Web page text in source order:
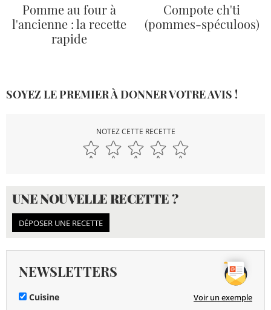
Pomme au four à
l'ancienne : la recette
rapide
Compote ch'ti
(pommes-spéculoos)
SOYEZ LE PREMIER À DONNER VOTRE AVIS !
NOTEZ CETTE RECETTE
UNE NOUVELLE RECETTE ?
DÉPOSER UNE RECETTE
NEWSLETTERS
Cuisine Voir un exemple